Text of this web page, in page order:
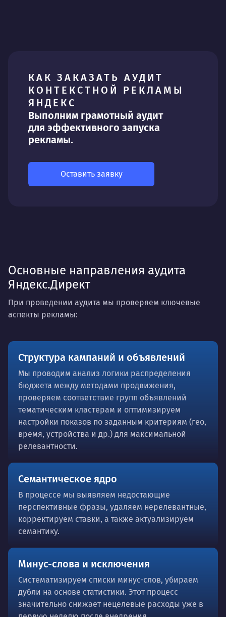
КАК ЗАКАЗАТЬ АУДИТ
КОНТЕКСТНОЙ РЕКЛАМЫ
ЯНДЕКС
Выполним грамотный аудит
для эффективного запуска
рекламы.
Оставить заявку
Основные направления аудита
Яндекс.Директ
При проведении аудита мы проверяем ключевые
аспекты рекламы:
Структура кампаний и объявлений
Мы проводим анализ логики распределения
бюджета между методами продвижения,
проверяем соответствие групп объявлений
тематическим кластерам и оптимизируем
настройки показов по заданным критериям (гео,
время, устройства и др.) для максимальной
релевантности.
Семантическое ядро
В процессе мы выявляем недостающие
перспективные фразы, удаляем нерелевантные,
корректируем ставки, а также актуализируем
семантику.
Минус-слова и исключения
Систематизируем списки минус-слов, убираем
дубли на основе статистики. Этот процесс
значительно снижает нецелевые расходы уже в